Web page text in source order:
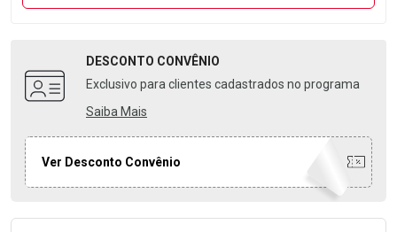
DESCONTO CONVÊNIO
Exclusivo para clientes cadastrados no programa
Saiba Mais
Ver Desconto Convênio